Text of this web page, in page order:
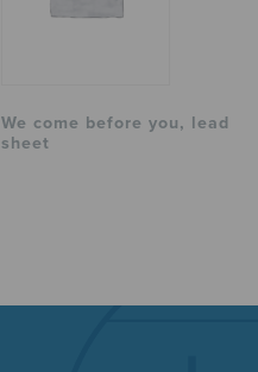
We come before you, lead
sheet